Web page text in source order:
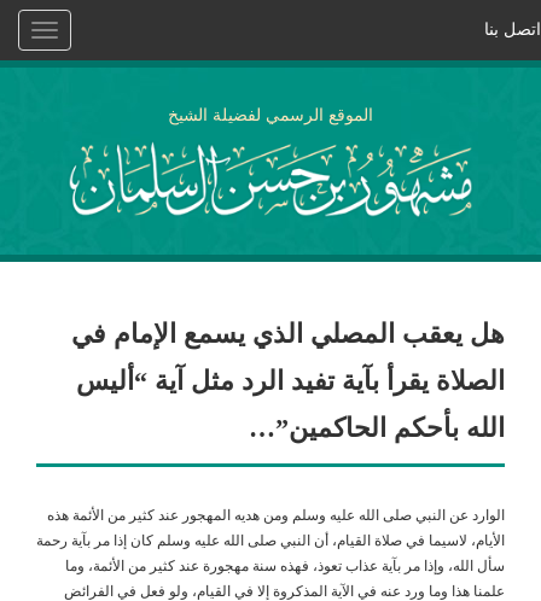
Toggle
اتصل بنا
الموقع الرسمي لفضيلة الشيخ
هل يعقب المصلي الذي يسمع الإمام في
الصلاة يقرأ بآية تفيد الرد مثل آية “أليس
الله بأحكم الحاكمين”…
الوارد عن النبي صلى الله عليه وسلم ومن هديه المهجور عند كثير من الأئمة هذه
الأيام، لاسيما في صلاة القيام، أن النبي صلى الله عليه وسلم كان إذا مر بآية رحمة
سأل الله، وإذا مر بآية عذاب تعوذ، فهذه سنة مهجورة عند كثير من الأئمة، وما
علمنا هذا وما ورد عنه في الآية المذكروة إلا في القيام، ولو فعل في الفرائض